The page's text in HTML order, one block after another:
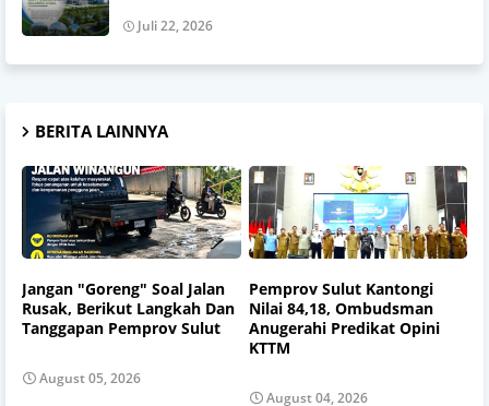
Juli 22, 2026
BERITA LAINNYA
Jangan "Goreng" Soal Jalan
Rusak, Berikut Langkah Dan
Tanggapan Pemprov Sulut
August 05, 2026
Pemprov Sulut Kantongi
Nilai 84,18, Ombudsman
Anugerahi Predikat Opini
KTTM
August 04, 2026